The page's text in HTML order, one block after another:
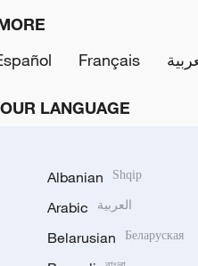
Français
LANGUAGE
Albanian Shqip
Arabic العربية
Belarusian Беларуская